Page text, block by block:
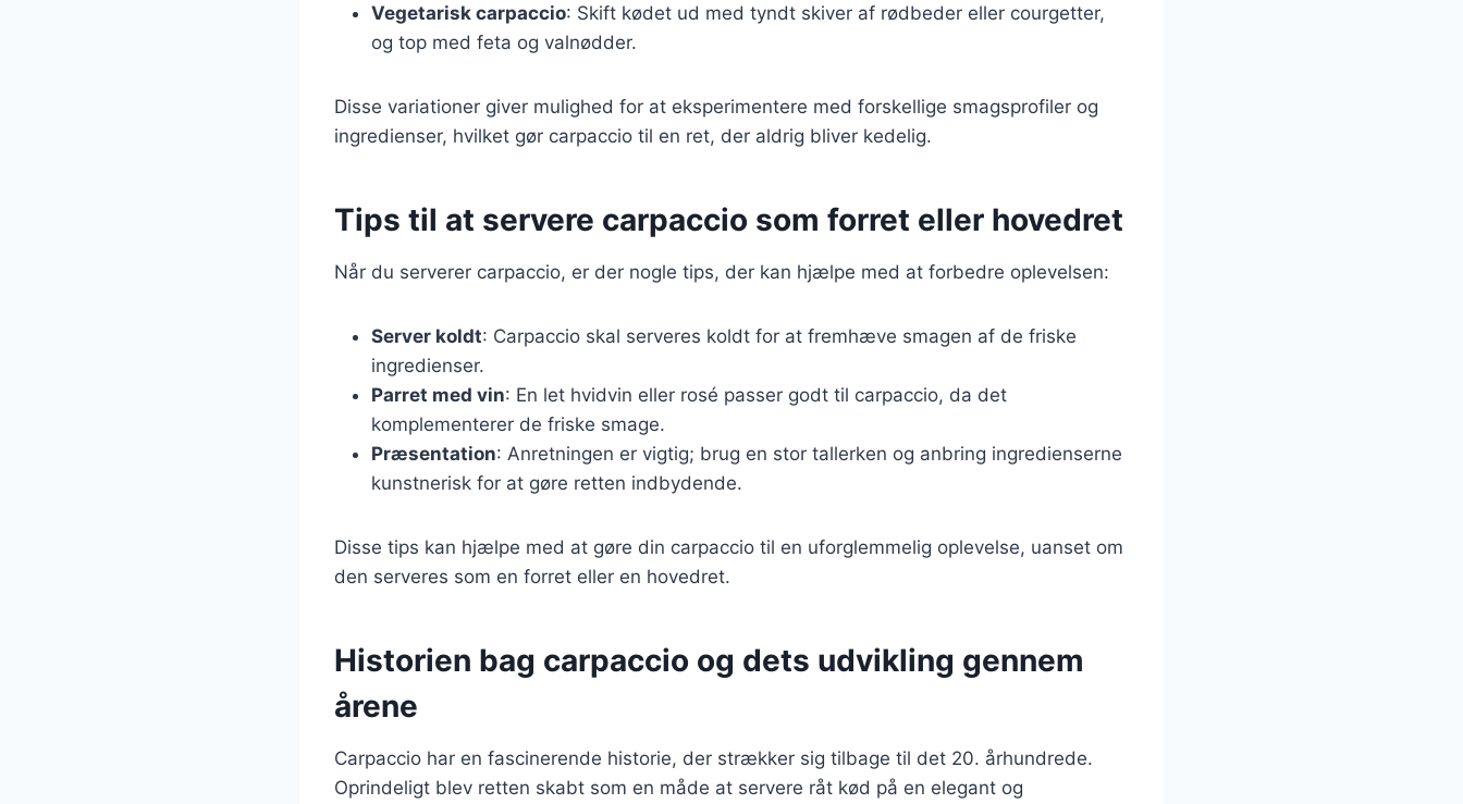
Vegetarisk carpaccio: Skift kødet ud med tyndt skiver af rødbeder eller courgetter,
og top med feta og valnødder.
Disse variationer giver mulighed for at eksperimentere med forskellige smagsprofiler og
ingredienser, hvilket gør carpaccio til en ret, der aldrig bliver kedelig.
Tips til at servere carpaccio som forret eller hovedret
Når du serverer carpaccio, er der nogle tips, der kan hjælpe med at forbedre oplevelsen:
Server koldt: Carpaccio skal serveres koldt for at fremhæve smagen af de friske
ingredienser.
Parret med vin: En let hvidvin eller rosé passer godt til carpaccio, da det
komplementerer de friske smage.
Præsentation: Anretningen er vigtig; brug en stor tallerken og anbring ingredienserne
kunstnerisk for at gøre retten indbydende.
Disse tips kan hjælpe med at gøre din carpaccio til en uforglemmelig oplevelse, uanset om
den serveres som en forret eller en hovedret.
Historien bag carpaccio og dets udvikling gennem
årene
Carpaccio har en fascinerende historie, der strækker sig tilbage til det 20. århundrede.
Oprindeligt blev retten skabt som en måde at servere råt kød på en elegant og